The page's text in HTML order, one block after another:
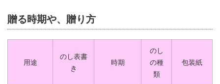
贈る時期や、贈り方
用途
のし表書
き
時期
のし
の種
類
包装紙